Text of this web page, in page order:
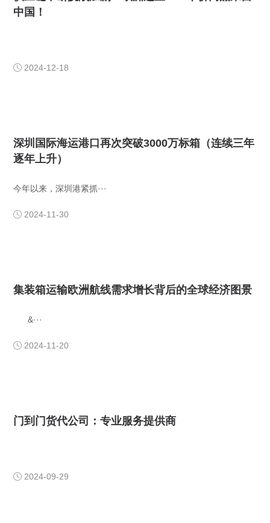
中国！
 2024-12-18
深圳国际海运港口再次突破3000万标箱（连续三年
逐年上升）
​今年以来，深圳港紧抓···
 2024-11-30
集装箱运输欧洲航线需求增长背后的全球经济图景
​ &···
 2024-11-20
门到门货代公司：专业服务提供商
 2024-09-29